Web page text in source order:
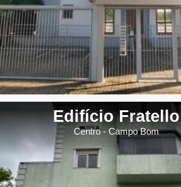
Edifício Fratello
Centro - Campo Bom